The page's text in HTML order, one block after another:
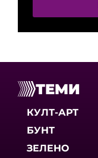
ТЕМИ
КУЛТ-АРТ
БУНТ
ЗЕЛЕНО